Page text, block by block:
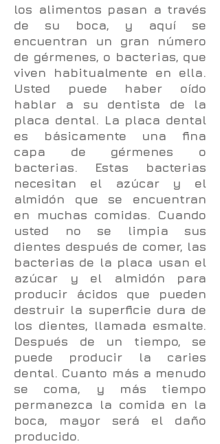
los alimentos pasan a través
de su boca, y aquí se
encuentran un gran número
de gérmenes, o bacterias, que
viven habitualmente en ella.
Usted puede haber oído
hablar a su dentista de la
placa dental. La placa dental
es básicamente una fina
capa de gérmenes o
bacterias. Estas bacterias
necesitan el azúcar y el
almidón que se encuentran
en muchas comidas. Cuando
usted no se limpia sus
dientes después de comer, las
bacterias de la placa usan el
azúcar y el almidón para
producir ácidos que pueden
destruir la superficie dura de
los dientes, llamada esmalte.
Después de un tiempo, se
puede producir la caries
dental. Cuanto más a menudo
se coma, y más tiempo
permanezca la comida en la
boca, mayor será el daño
producido.